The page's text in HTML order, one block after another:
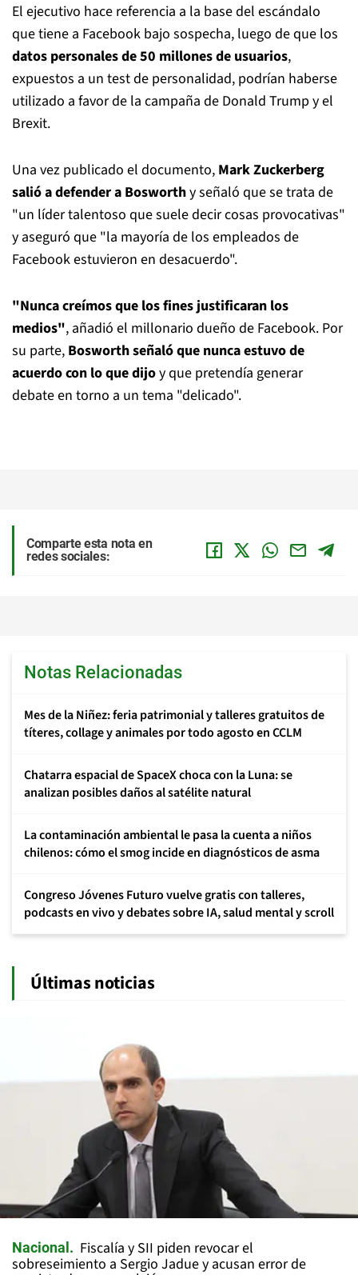
El ejecutivo hace referencia a la base del escándalo
que tiene a Facebook bajo sospecha, luego de que los
datos personales de 50 millones de usuarios,
expuestos a un test de personalidad, podrían haberse
utilizado a favor de la campaña de Donald Trump y el
Brexit.
Una vez publicado el documento, Mark Zuckerberg
salió a defender a Bosworthy señaló que se trata de
"un líder talentoso que suele decir cosas provocativas"
y aseguró que "la mayoría de los empleados de
Facebook estuvieron en desacuerdo".
"Nunca creímos que los fines justificaran los
medios", añadió el millonario dueño de Facebook. Por
su parte, Bosworth señaló que nunca estuvo de
acuerdo con lo que dijoy que pretendía generar
debate en torno a un tema "delicado".
Comparte esta nota en
redes sociales:
Notas Relacionadas
Mes de la Niñez: feria patrimonial y talleres gratuitos de
títeres, collage y animales por todo agosto en CCLM
Chatarra espacial de SpaceX choca con la Luna: se
analizan posibles daños al satélite natural
La contaminación ambiental le pasa la cuenta a niños
chilenos: cómo el smog incide en diagnósticos de asma
Congreso Jóvenes Futuro vuelve gratis con talleres,
podcasts en vivo y debates sobre IA, salud mental y scroll
Últimas noticias
Nacional
Fiscalía y SII piden revocar el
sobreseimiento a Sergio Jadue y acusan error de